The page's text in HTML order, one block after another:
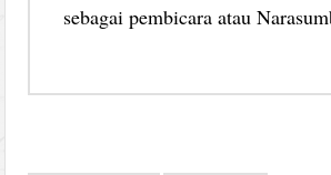
sebagai pembicara atau